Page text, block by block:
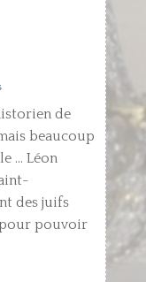
de
beaucoup
... Léon
des juifs
pour pouvoir